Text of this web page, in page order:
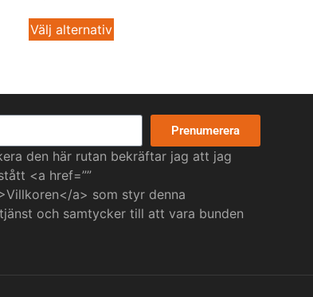
Välj alternativ
Prenumerera
den här rutan bekräftar jag att jag
<a href=””
a> som styr denna
och samtycker till att vara bunden